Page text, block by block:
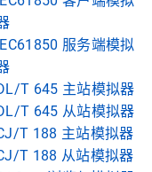
服务端模拟
T 645 主站模拟器
T 645 从站模拟器
T 188 主站模拟器
T 188 从站模拟器